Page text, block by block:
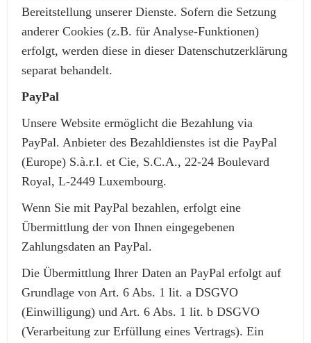
Bereitstellung unserer Dienste. Sofern die Setzung
anderer Cookies (z.B. für Analyse-Funktionen)
erfolgt, werden diese in dieser Datenschutzerklärung
separat behandelt.
PayPal
Unsere Website ermöglicht die Bezahlung via
PayPal. Anbieter des Bezahldienstes ist die PayPal
(Europe) S.à.r.l. et Cie, S.C.A., 22-24 Boulevard
Royal, L-2449 Luxembourg.
Wenn Sie mit PayPal bezahlen, erfolgt eine
Übermittlung der von Ihnen eingegebenen
Zahlungsdaten an PayPal.
Die Übermittlung Ihrer Daten an PayPal erfolgt auf
Grundlage von Art. 6 Abs. 1 lit. a DSGVO
(Einwilligung) und Art. 6 Abs. 1 lit. b DSGVO
(Verarbeitung zur Erfüllung eines Vertrags). Ein